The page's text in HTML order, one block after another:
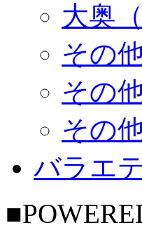
大奥
その
その
その
バラエ